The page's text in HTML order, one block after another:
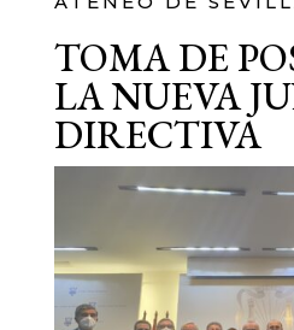
TOMA DE
LA NUEVA
DIRECTIVA